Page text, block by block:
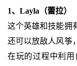
1、Layla（蕾拉）
这个英雄和技能拥
还可以放敌人风筝
在玩的过程中利